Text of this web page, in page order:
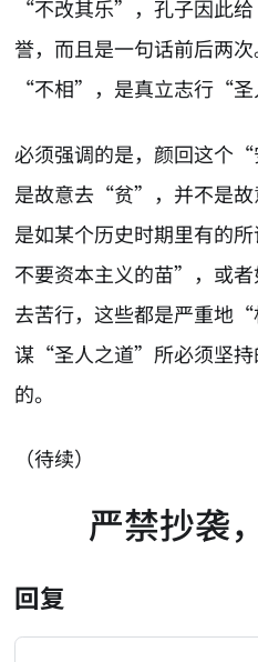
“不改其乐”，孔子因此
誉，而且是一句话前后两
“不相”，是真立志行“圣
必须强调的是，颜回这个
是故意去“贫”，并不是
是如某个历史时期里有的
不要资本主义的苗”，或
去苦行，这些都是严重地
谋“圣人之道”所必须坚
的。
（待续）
严禁抄袭
回复